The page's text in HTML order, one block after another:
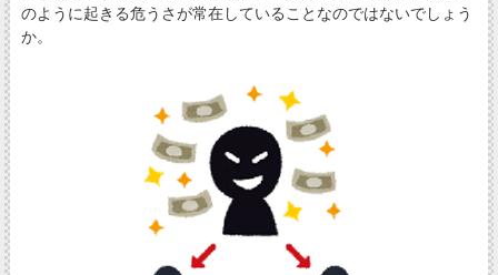
のように起きる危うさが常在していることなのではないでしょう
か。